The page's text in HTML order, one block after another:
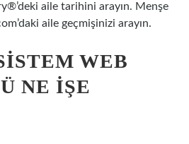
aile tarihini arayın. Menşe
aile geçmişinizi arayın.
WEB
NE IŞE